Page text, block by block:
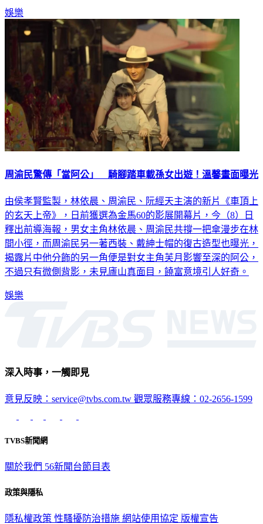
娛樂
周渝民驚傳「當阿公」 騎腳踏車載孫女出遊！溫馨畫面曝光
由侯孝賢監製，林依晨、周渝民、阮經天主演的新片《車頂上
的玄天上帝》，日前獲選為金馬60的影展開幕片，今（8）日
釋出前導海報，男女主角林依晨、周渝民共撐一把傘漫步在林
間小徑，而周渝民另一著西裝、戴紳士帽的復古造型也曝光，
揭露片中他分飾的另一角便是對女主角芙月影響至深的阿公，
不過只有微側背影，未見廬山真面目，饒富意境引人好奇。
娛樂
深入時事，一觸即見
意見反映：service@tvbs.com.tw 觀眾服務專線：02-2656-1599
TVBS新聞網
關於我們 56新聞台節目表
政策與隱私
隱私權政策 性騷擾防治措施 網站使用協定 版權宣告